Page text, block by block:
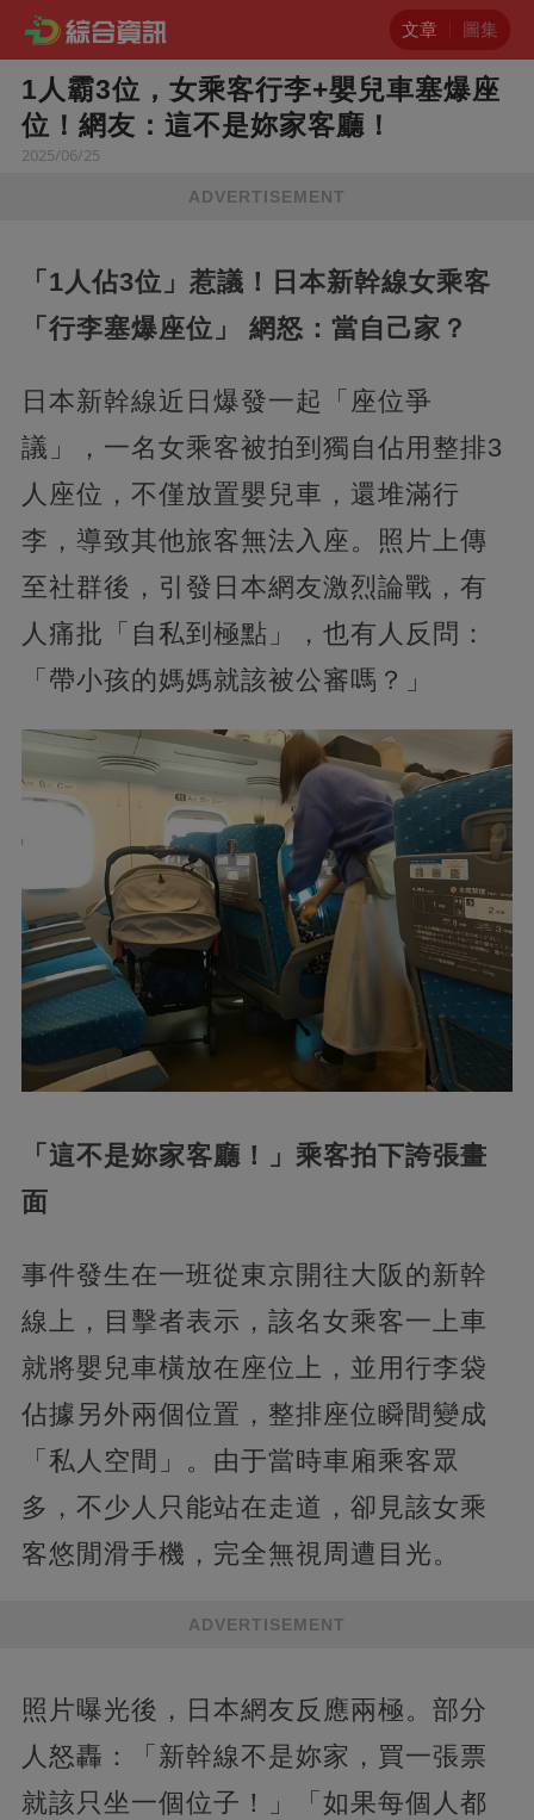
文章 圖集
1人霸3位，女乘客行李+嬰兒車塞爆座
位！網友：這不是妳家客廳！
2025/06/25
ADVERTISEMENT
「1人佔3位」惹議！日本新幹線女乘客
「行李塞爆座位」 網怒：當自己家？​
日本新幹線近日爆發一起「座位爭
議」，一名女乘客被拍到獨自佔用整排3
人座位，不僅放置嬰兒車，還堆滿行
李，導致其他旅客無法入座。照片上傳
至社群後，引發日本網友激烈論戰，有
人痛批「自私到極點」，也有人反問：
「帶小孩的媽媽就該被公審嗎？」
​「這不是妳家客廳！」乘客拍下誇張畫
面​
事件發生在一班從東京開往大阪的新幹
線上，目擊者表示，該名女乘客一上車
就將嬰兒車橫放在座位上，並用行李袋
佔據另外兩個位置，整排座位瞬間變成
「私人空間」。由于當時車廂乘客眾
多，不少人只能站在走道，卻見該女乘
客悠閒滑手機，完全無視周遭目光。
ADVERTISEMENT
照片曝光後，日本網友反應兩極。部分
人怒轟：「新幹線不是妳家，買一張票
就該只坐一個位子！」「如果每個人都